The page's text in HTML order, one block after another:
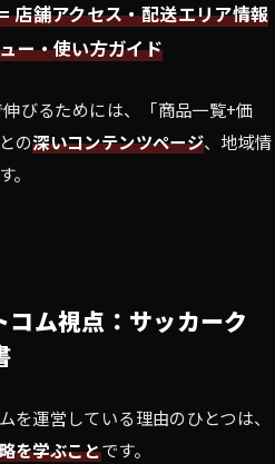
店舗アクセス・配送エリア情報
ー・使い方ガイド
びるためには、「商品一覧+価
の深いコンテンツページ、地域情
ム視点：サッカーク
運営している理由のひとつは、
を学ぶことです。